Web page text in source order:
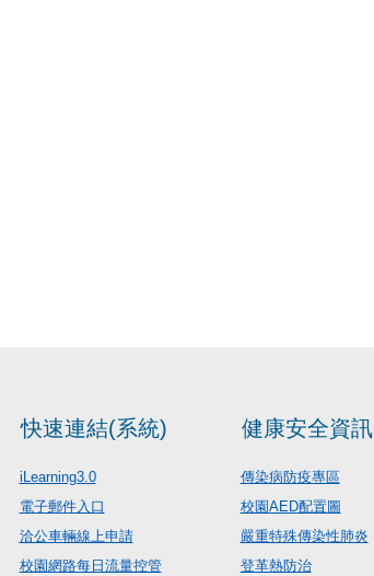
快速連結(系統)
iLearning3.0
電子郵件入口
洽公車輛線上申請
校園網路每日流量控管
健康安全資訊
傳染病防疫專區
校園AED配置圖
嚴重特殊傳染性肺炎
登革熱防治